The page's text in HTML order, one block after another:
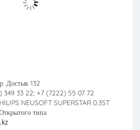
Достык 132
349 33 22; +7 (7222) 55 07 72
NEUSOFT SUPERSTAR 0.35T
типа